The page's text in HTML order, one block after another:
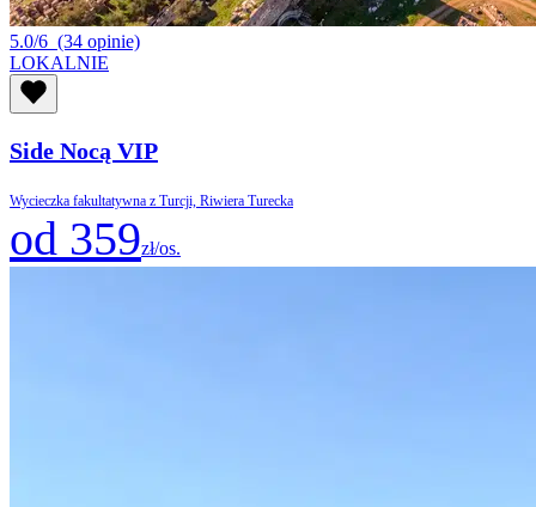
5.0/6 (34 opinie)
LOKALNIE
Side Nocą VIP
Wycieczka fakultatywna z Turcji, Riwiera Turecka
od 359zł/os.